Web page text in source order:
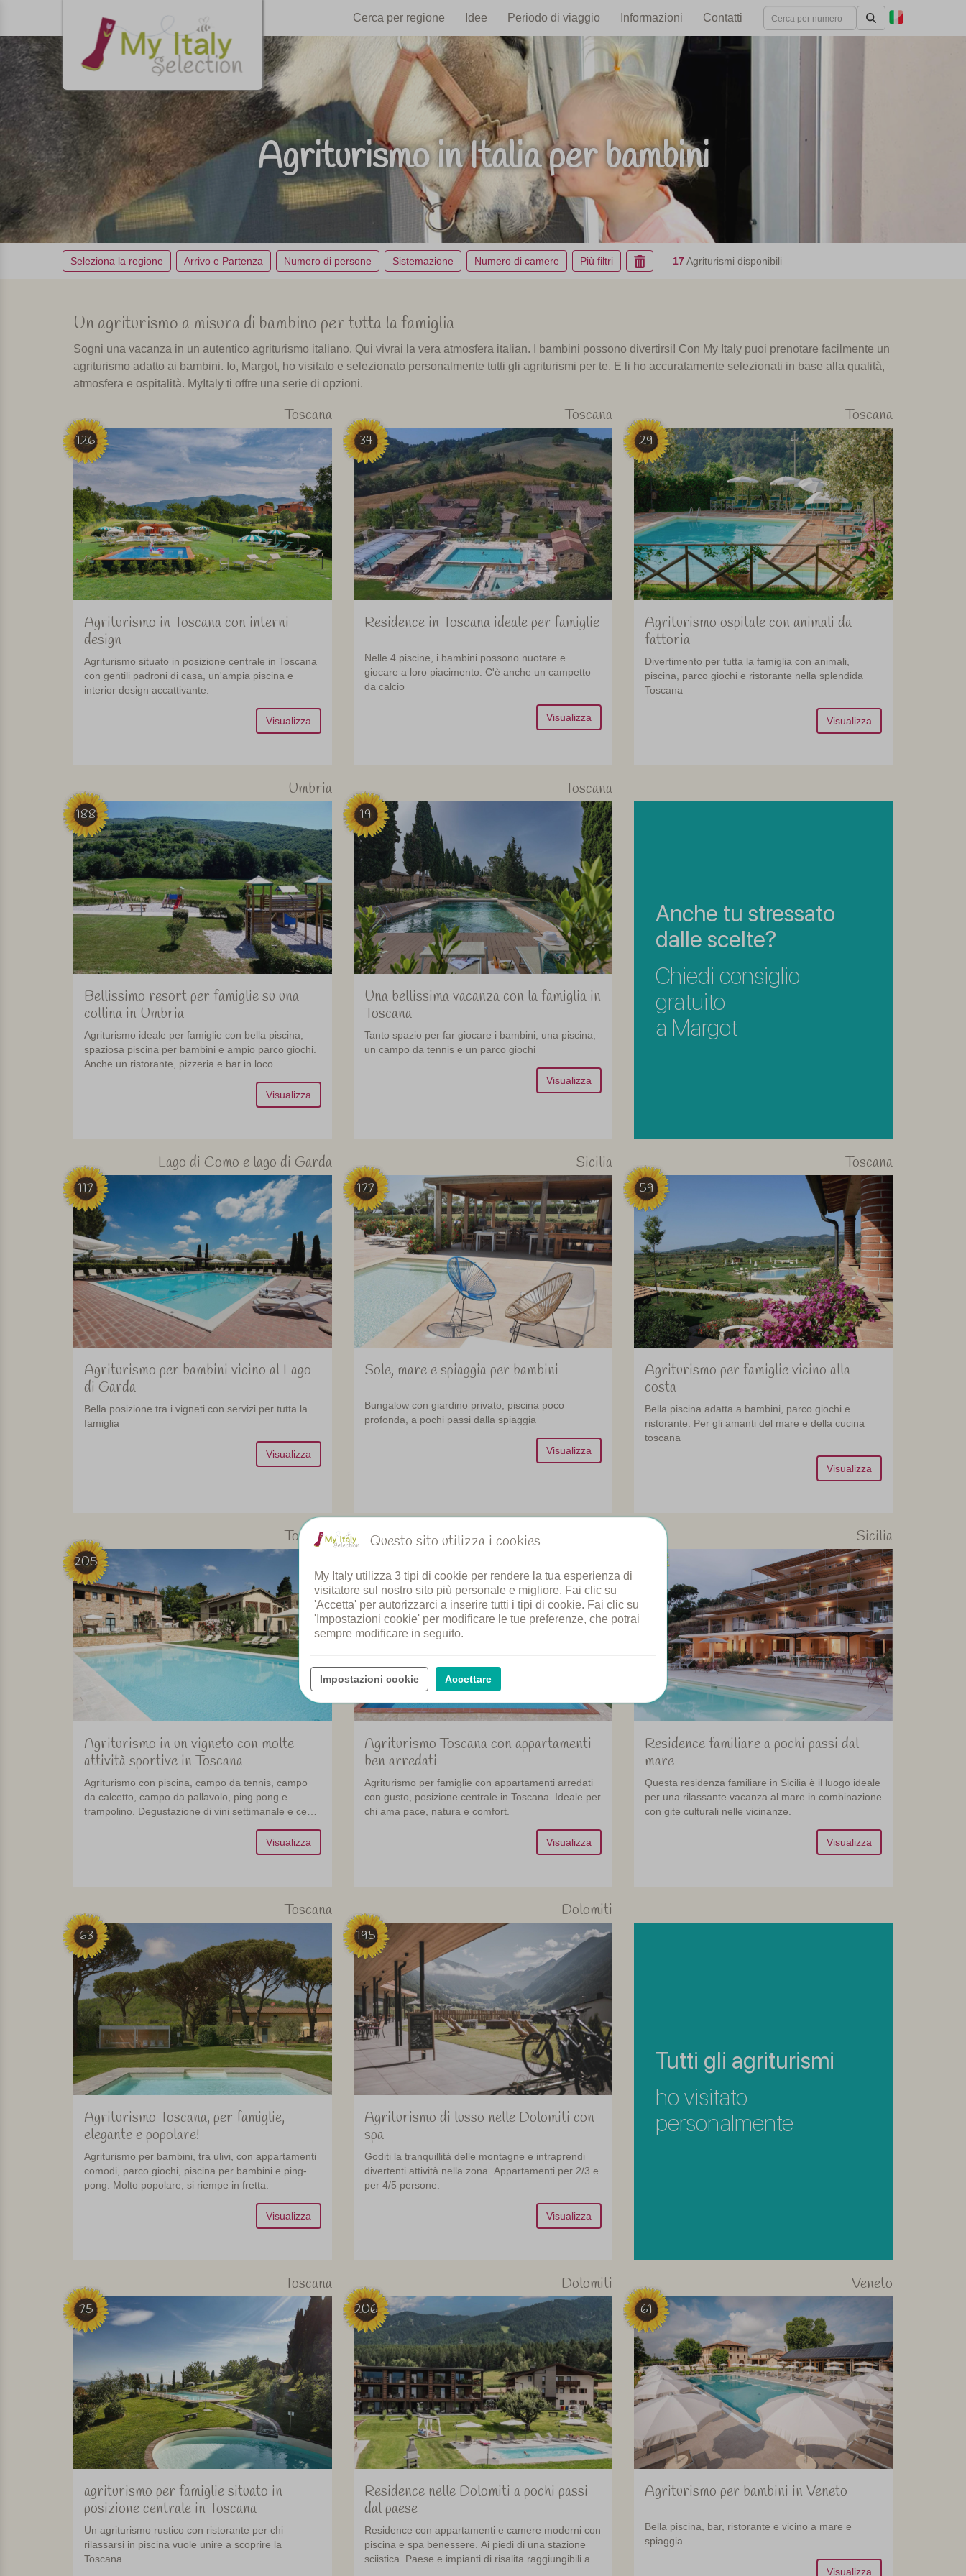
Cerca per regione Idee Periodo di viaggio Informazioni Contatti
Agriturismo in Italia per bambini
Seleziona la regione Arrivo e Partenza Numero di persone Sistemazione Numero di camere Più filtri 17Agriturismi disponibili
Un agriturismo a misura di bambino per tutta la famiglia
Sogni una vacanza in un autentico agriturismo italiano. Qui vivrai la vera atmosfera italian. I bambini possono divertirsi! Con My Italy puoi prenotare facilmente un
agriturismo adatto ai bambini. Io, Margot, ho visitato e selezionato personalmente tutti gli agriturismi per te. E li ho accuratamente selezionati in base alla qualità,
atmosfera e ospitalità. MyItaly ti offre una serie di opzioni.
Toscana
126
Agriturismo in Toscana con interni
design
Agriturismo situato in posizione centrale in Toscana
con gentili padroni di casa, un'ampia piscina e
interior design accattivante.
Visualizza
Toscana
34
Residence in Toscana ideale per famiglie
Nelle 4 piscine, i bambini possono nuotare e
giocare a loro piacimento. C'è anche un campetto
da calcio
Visualizza
Toscana
29
Agriturismo ospitale con animali da
fattoria
Divertimento per tutta la famiglia con animali,
piscina, parco giochi e ristorante nella splendida
Toscana
Visualizza
Umbria
188
Bellissimo resort per famiglie su una
collina in Umbria
Agriturismo ideale per famiglie con bella piscina,
spaziosa piscina per bambini e ampio parco giochi.
Anche un ristorante, pizzeria e bar in loco
Visualizza
Toscana
19
Una bellissima vacanza con la famiglia in
Toscana
Tanto spazio per far giocare i bambini, una piscina,
un campo da tennis e un parco giochi
Visualizza
Anche tu stressato
dalle scelte?
Chiedi consiglio
gratuito
a Margot
Lago di Como e lago di Garda
117
Agriturismo per bambini vicino al Lago
di Garda
Bella posizione tra i vigneti con servizi per tutta la
famiglia
Visualizza
Sicilia
177
Sole, mare e spiaggia per bambini
Bungalow con giardino privato, piscina poco
profonda, a pochi passi dalla spiaggia
Visualizza
Toscana
59
Agriturismo per famiglie vicino alla
costa
Bella piscina adatta a bambini, parco giochi e
ristorante. Per gli amanti del mare e della cucina
toscana
Visualizza
Toscana
205
Agriturismo in un vigneto con molte
attività sportive in Toscana
Agriturismo con piscina, campo da tennis, campo
da calcetto, campo da pallavolo, ping pong e
trampolino. Degustazione di vini settimanale e cena
Visualizza
Agriturismo Toscana con appartamenti
ben arredati
Agriturismo per famiglie con appartamenti arredati
con gusto, posizione centrale in Toscana. Ideale per
chi ama pace, natura e comfort.
Visualizza
Sicilia
Residence familiare a pochi passi dal
mare
Questa residenza familiare in Sicilia è il luogo ideale
per una rilassante vacanza al mare in combinazione
con gite culturali nelle vicinanze.
Visualizza
Toscana
63
Agriturismo Toscana, per famiglie,
elegante e popolare!
Agriturismo per bambini, tra ulivi, con appartamenti
comodi, parco giochi, piscina per bambini e ping-
pong. Molto popolare, si riempe in fretta.
Visualizza
Dolomiti
195
Agriturismo di lusso nelle Dolomiti con
spa
Goditi la tranquillità delle montagne e intraprendi
divertenti attività nella zona. Appartamenti per 2/3 e
per 4/5 persone.
Visualizza
Tutti gli agriturismi
ho visitato
personalmente
Toscana
75
agriturismo per famiglie situato in
posizione centrale in Toscana
Un agriturismo rustico con ristorante per chi
rilassarsi in piscina vuole unire a scoprire la
Toscana.
Dolomiti
206
Residence nelle Dolomiti a pochi passi
dal paese
Residence con appartamenti e camere moderni con
piscina e spa benessere. Ai piedi di una stazione
sciistica. Paese e impianti di risalita raggiungibili a
Veneto
61
Agriturismo per bambini in Veneto
Bella piscina, bar, ristorante e vicino a mare e
spiaggia
Visualizza
Questo sito utilizza i cookies
My Italy utilizza 3 tipi di cookie per rendere la tua esperienza di
visitatore sul nostro sito più personale e migliore. Fai clic su
'Accetta' per autorizzarci a inserire tutti i tipi di cookie. Fai clic su
'Impostazioni cookie' per modificare le tue preferenze, che potrai
sempre modificare in seguito.
Impostazioni cookie Accettare